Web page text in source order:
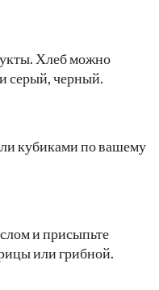
Хлеб можно
серый, черный.
кубиками по вашему
и присыпьте
или грибной.